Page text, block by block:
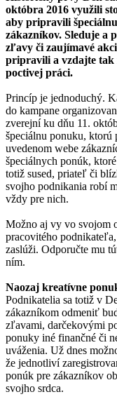
októbra 2016 využili
aby pripravili
zákazníkov. Sleduje a
zľavy či zaujímavé
pripravili a vzdajte tak
poctivej práci.
Princíp je jednoduchý.
do kampane
zverejní ku dňu 11.
špeciálnu ponuku, ktorú
uvedenom webe
špeciálnych ponúk,
totiž sused, priateľ či
svojho podnikania robí
vždy pre nich.
Možno aj vy vo svojom
pracovitého
zaslúži. Odporučte mu
ním.
Naozaj kreatívne
Podnikatelia sa totiž v
zákazníkom odmeniť
zľavami, darčekovými
ponuky iné finančné či
uváženia. Už dnes
že jednotliví
ponúk pre zákazníkov
svojho srdca.